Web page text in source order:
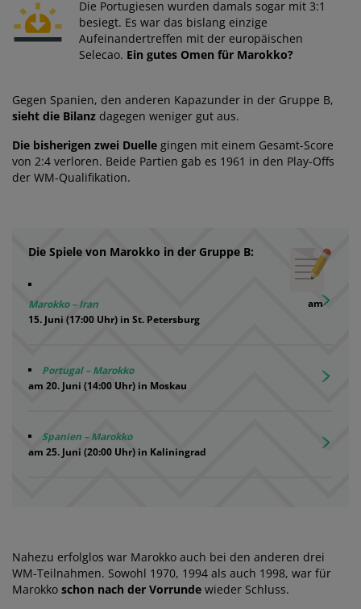
Die Portugiesen wurden damals sogar mit 3:1
besiegt. Es war das bislang einzige
Aufeinandertreffen mit der europäischen
Selecao. Ein gutes Omen für Marokko?
Gegen Spanien, den anderen Kapazunder in der Gruppe B,
sieht die Bilanz dagegen weniger gut aus.
Die bisherigen zwei Duelle gingen mit einem Gesamt-Score
von 2:4 verloren. Beide Partien gab es 1961 in den Play-Offs
der WM-Qualifikation.
Die Spiele von Marokko in der Gruppe B:
Marokko – Iran
am
15. Juni (17:00 Uhr) in St. Petersburg
Portugal – Marokko
am 20. Juni (14:00 Uhr) in Moskau
Spanien – Marokko
am 25. Juni (20:00 Uhr) in Kaliningrad
Nahezu erfolglos war Marokko auch bei den anderen drei
WM-Teilnahmen. Sowohl 1970, 1994 als auch 1998, war für
Marokko schon nach der Vorrunde wieder Schluss.